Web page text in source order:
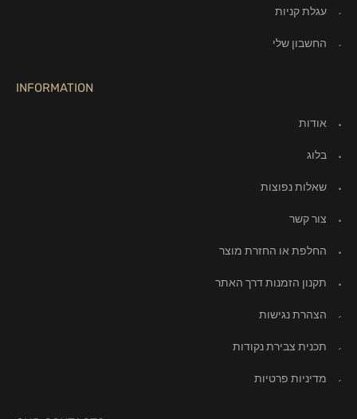
עגלת קניות
החשבון שלי
INFORMATION
אודות
בלוג
שאלות נפוצות
צור קשר
החלפת או החזרת מוצר
תקנון הזמנות דרך האתר
הצהרת נגישות
תכנית צבירת נקודות
מדיניות פרטיות